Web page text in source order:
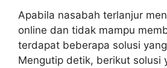
Apabila nasabah terlanjur
online dan tidak mampu
terdapat beberapa solusi
Mengutip detik, berikut solusi